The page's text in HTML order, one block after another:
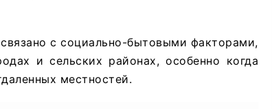
с социально-бытовыми факторами,
и сельских районах, особенно когда
местностей.